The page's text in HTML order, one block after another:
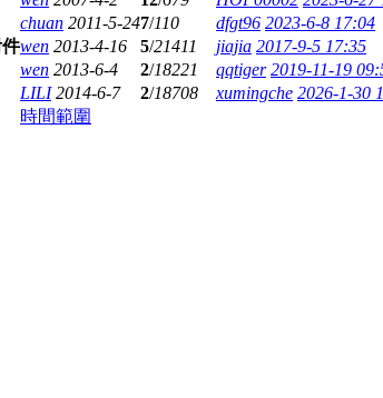
chuan 2011-5-247/110 dfgt96 2023-6-8 17:04
wen 2013-4-16 5/21411 jiajia 2017-9-5 17:35
wen 2013-6-4 2/18221 qqtiger 2019-11-19
LILI 2014-6-7 2/18708 xumingche 2026-1-30
時間範圍